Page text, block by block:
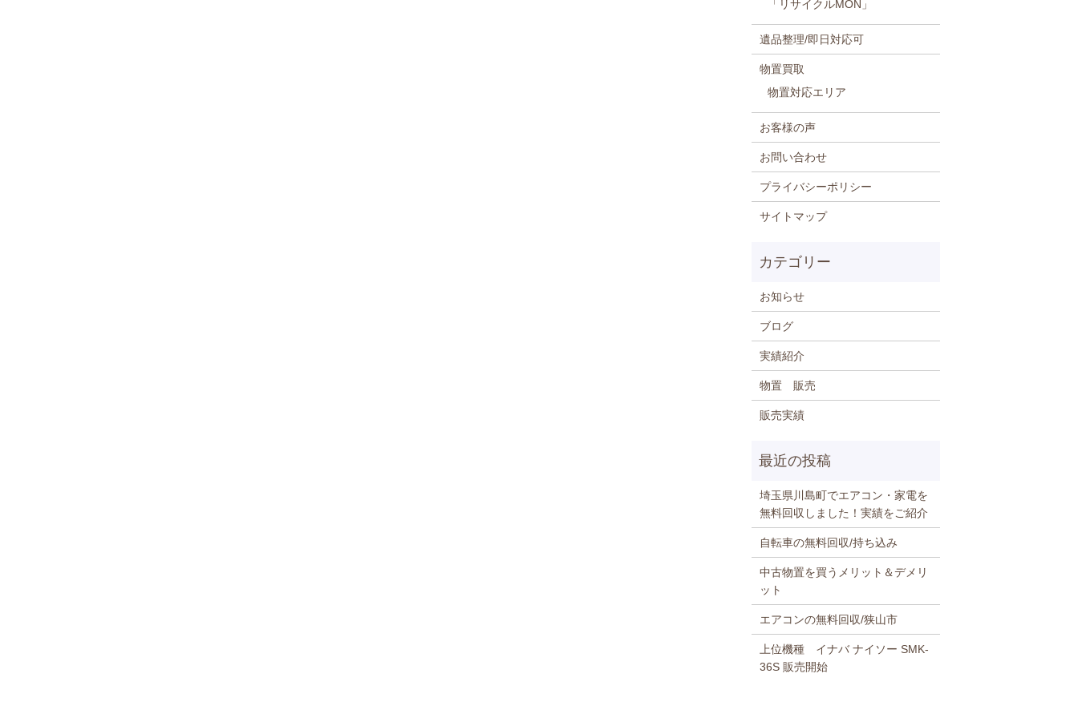
「リサイクルMON」
遺品整理/即日対応可
物置買取
物置対応エリア
お客様の声
お問い合わせ
プライバシーポリシー
サイトマップ
お知らせ
ブログ
実績紹介
物置 販売
販売実績
埼玉県川島町でエアコン・家電を
無料回収しました！実績をご紹介
自転車の無料回収/持ち込み
中古物置を買うメリット＆デメリ
ット
エアコンの無料回収/狭山市
上位機種 イナバ ナイソー SMK-
36S 販売開始